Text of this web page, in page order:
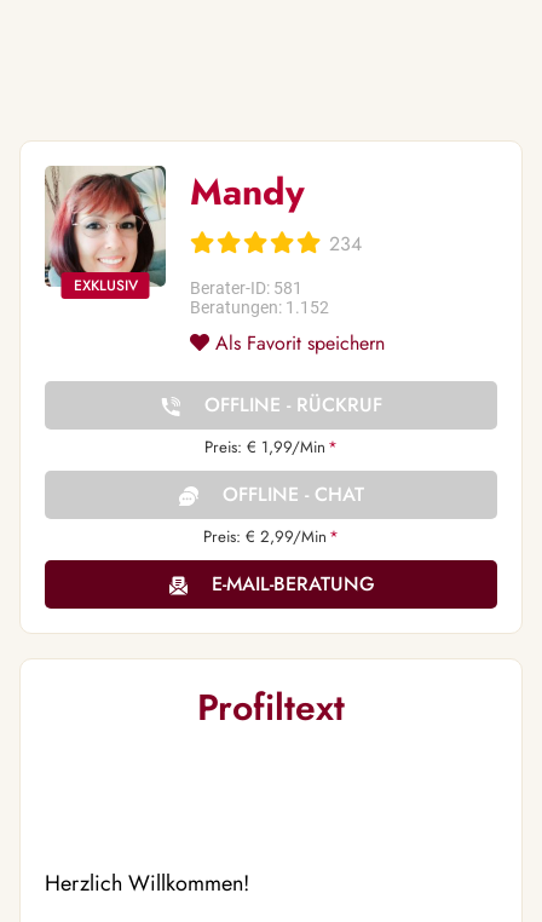
Mandy
234
Berater-ID: 581
Beratungen: 1.152
Als Favorit speichern
OFFLINE - RÜCKRUF
Preis: € 1,99/Min *
OFFLINE - CHAT
Preis: € 2,99/Min *
E-MAIL-BERATUNG
Profiltext
Herzlich Willkommen!